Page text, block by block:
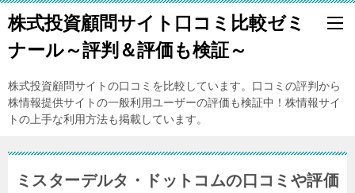
株式投資顧問サイト口コミ比較ゼミ
ナール～評判＆評価も検証～
株式投資顧問サイトの口コミを比較しています。口コミの評判から
株情報提供サイトの一般利用ユーザーの評価も検証中！株情報サイ
トの上手な利用方法も掲載しています。
ミスターデルタ・ドットコムの口コミや評価